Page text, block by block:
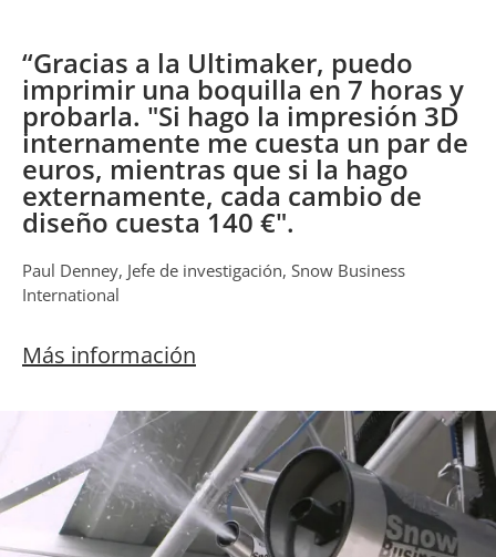
“Gracias a la Ultimaker, puedo
imprimir una boquilla en 7 horas y
probarla. "Si hago la impresión 3D
internamente me cuesta un par de
euros, mientras que si la hago
externamente, cada cambio de
diseño cuesta 140 €".
Paul Denney, Jefe de investigación, Snow Business
International
Más información